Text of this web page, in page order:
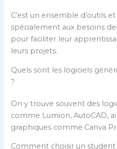
C’est un ensemble d’outils
spécialement aux besoins
pour faciliter leur
leurs projets.
Quels sont les logiciels
?
On y trouve souvent des
comme Lumion, AutoCAD,
graphiques comme Canva
Comment choisir un student